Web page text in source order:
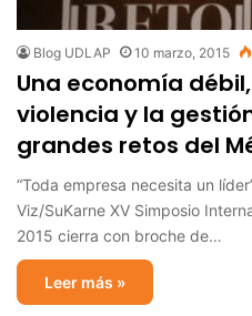
Blog UDLAP 10 marzo, 2015
Una economía
violencia y la
grandes retos del
“Toda empresa necesita un
Viz/SuKarne XV Simposio
2015 cierra con broche de…
Leer más »